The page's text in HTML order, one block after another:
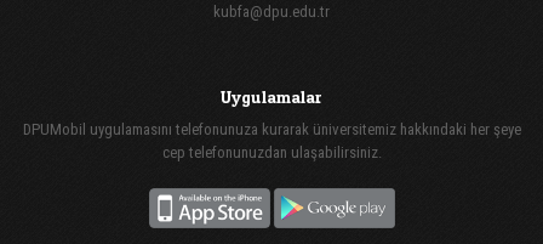
kubfa@dpu.edu.tr
Uygulamalar
DPUMobil uygulamasını telefonunuza kurarak üniversitemiz hakkındaki her şeye
cep telefonunuzdan ulaşabilirsiniz.